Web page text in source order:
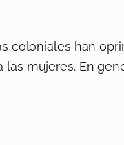
coloniales han
mujeres. En